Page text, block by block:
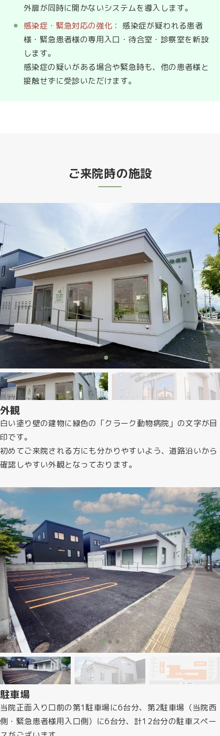
外扉が同時に開かないシステムを導入します。
感染症・緊急対応の強化 ： 感染症が疑われる患者
様・緊急患者様の専用入口・待合室・診察室を新設
します。
感染症の疑いがある場合や緊急時も、他の患者様と
接触せずに受診いただけます。
ご来院時の施設
外観
白い塗り壁の建物に緑色の「クラーク動物病院」の文字が目
印です。
初めてご来院される方にも分かりやすいよう、道路沿いから
確認しやすい外観となっております。
駐車場
当院正面入り口前の第1駐車場に6台分、第2駐車場（当院西
側・緊急患者様用入口側）に6台分、計12台分の駐車スペー